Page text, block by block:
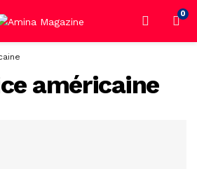
0
américaine